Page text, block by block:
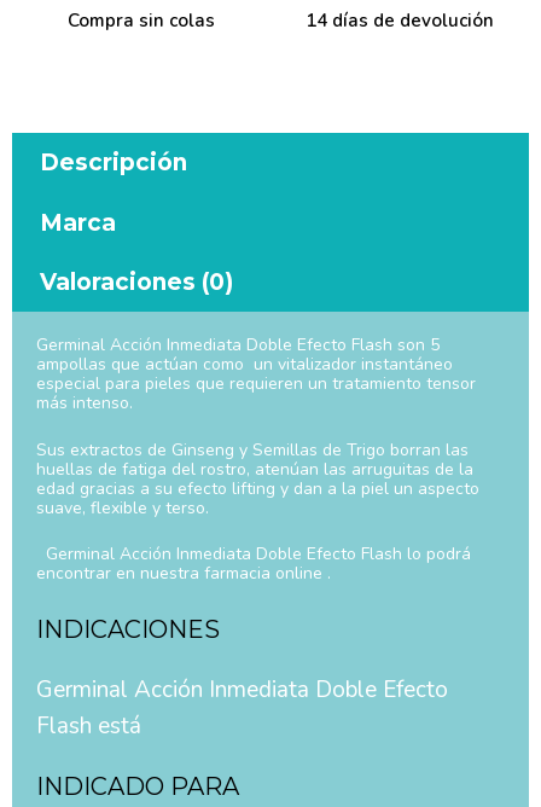
Compra sin colas 14 días de devolución
Descripción
Marca
Valoraciones (0)
Germinal Acción Inmediata Doble Efecto Flash son 5
ampollas que actúan como un vitalizador instantáneo
especial para pieles que requieren un tratamiento tensor
más intenso.
Sus extractos de Ginseng y Semillas de Trigo borran las
huellas de fatiga del rostro, atenúan las arruguitas de la
edad gracias a su efecto lifting y dan a la piel un aspecto
suave, flexible y terso.
Germinal Acción Inmediata Doble Efecto Flash lo podrá
encontrar en nuestra farmacia online .
INDICACIONES
Germinal Acción Inmediata Doble Efecto
Flash está
INDICADO PARA